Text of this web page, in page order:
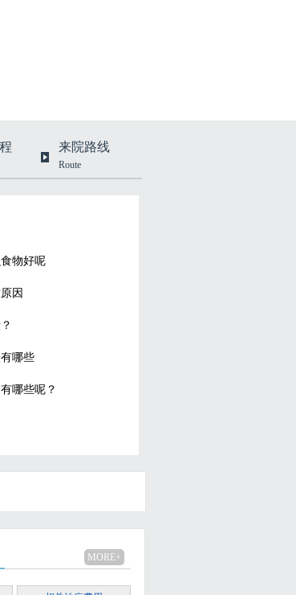
来院路线
Route
物好呢
因
哪些
哪些呢？
MORE+